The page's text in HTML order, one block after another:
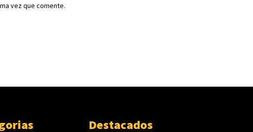
vez que comente.
Destacados